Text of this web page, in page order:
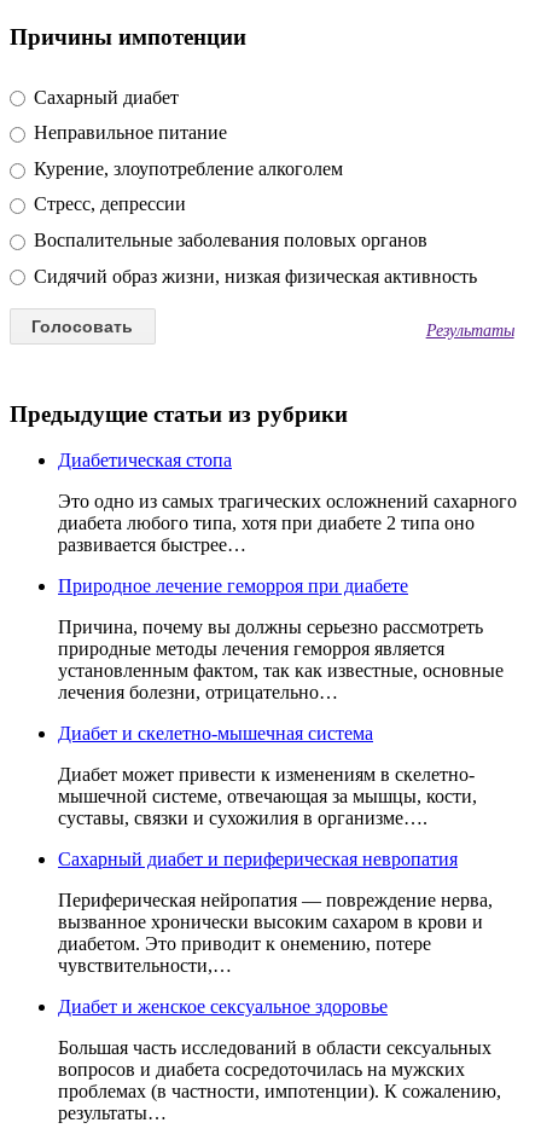
Причины импотенции
Сахарный диабет
Неправильное питание
Курение, злоупотребление алкоголем
Стресс, депрессии
Воспалительные заболевания половых органов
Сидячий образ жизни, низкая физическая активность
Результаты
Предыдущие статьи из рубрики
Диабетическая стопа
Это одно из самых трагических осложнений сахарного
диабета любого типа, хотя при диабете 2 типа оно
развивается быстрее…
Природное лечение геморроя при диабете
Причина, почему вы должны серьезно рассмотреть
природные методы лечения геморроя является
установленным фактом, так как известные, основные
лечения болезни, отрицательно…
Диабет и скелетно-мышечная система
Диабет может привести к изменениям в скелетно-
мышечной системе, отвечающая за мышцы, кости,
суставы, связки и сухожилия в организме….
Сахарный диабет и периферическая невропатия
Периферическая нейропатия — повреждение нерва,
вызванное хронически высоким сахаром в крови и
диабетом. Это приводит к онемению, потере
чувствительности,…
Диабет и женское сексуальное здоровье
Большая часть исследований в области сексуальных
вопросов и диабета сосредоточилась на мужских
проблемах (в частности, импотенции). К сожалению,
результаты…